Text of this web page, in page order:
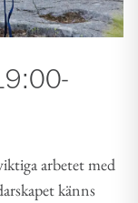
arbetet med
känns